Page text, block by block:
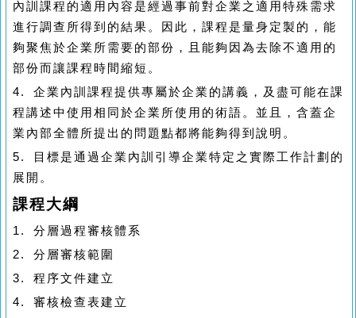
內訓課程的適用內容是經過事前對企業之適用特殊需求
進行調查所得到的結果。因此，課程是量身定製的，能
夠聚焦於企業所需要的部份，且能夠因為去除不適用的
部份而讓課程時間縮短。
4. 企業內訓課程提供專屬於企業的講義，及盡可能在課
程講述中使用相同於企業所使用的術語。並且，含蓋企
業內部全體所提出的問題點都將能夠得到說明。
5.
目標是通過企業內訓引導企業特定之實際工作計劃的
展開。
課程大綱
1. 分層過程審核體系
2. 分層審核範圍
3. 程序文件建立
4. 審核檢查表建立